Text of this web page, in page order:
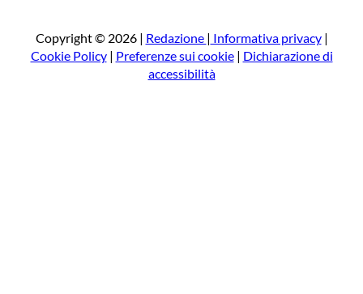
a
Copyright © 2026 | Redazione | Informativa privacy|
Cookie Policy| Preferenze sui cookie| Dichiarazione di
accessibilità